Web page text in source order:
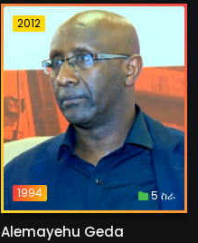
2012
1994 5 ስራ
Alemayehu Geda